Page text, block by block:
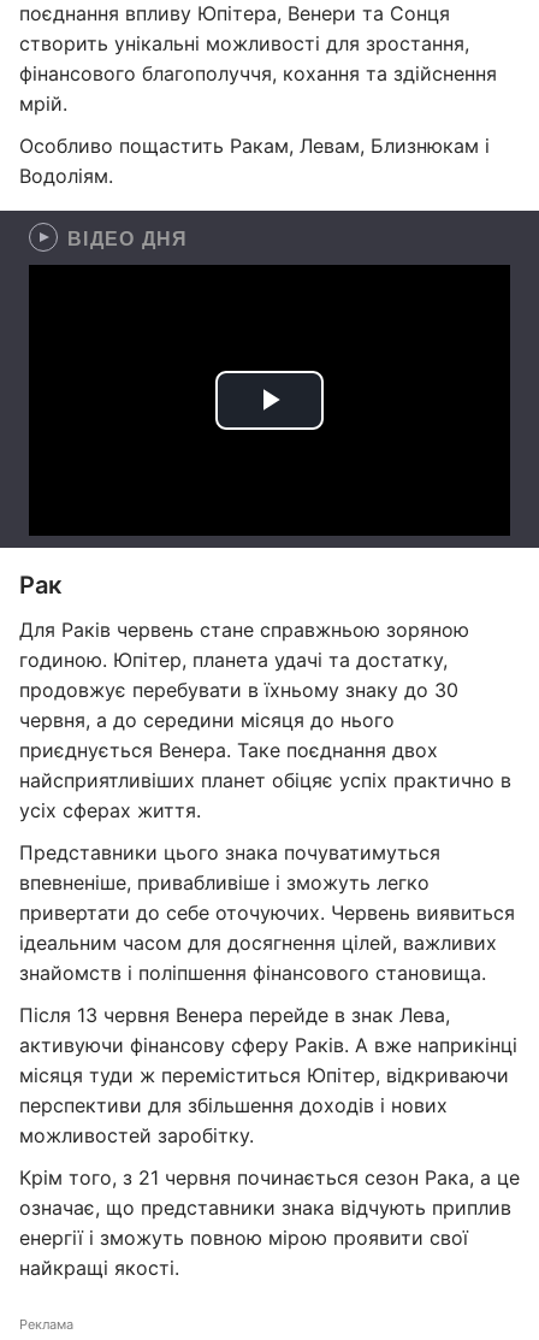
поєднання впливу Юпітера, Венери та Сонця
створить унікальні можливості для зростання,
фінансового благополуччя, кохання та здійснення
мрій.
Особливо пощастить Ракам, Левам, Близнюкам і
Водоліям.
ВІДЕО ДНЯ
Рак
Для Раків червень стане справжньою зоряною
годиною. Юпітер, планета удачі та достатку,
продовжує перебувати в їхньому знаку до 30
червня, а до середини місяця до нього
приєднується Венера. Таке поєднання двох
найсприятливіших планет обіцяє успіх практично в
усіх сферах життя.
Представники цього знака почуватимуться
впевненіше, привабливіше і зможуть легко
привертати до себе оточуючих. Червень виявиться
ідеальним часом для досягнення цілей, важливих
знайомств і поліпшення фінансового становища.
Після 13 червня Венера перейде в знак Лева,
активуючи фінансову сферу Раків. А вже наприкінці
місяця туди ж переміститься Юпітер, відкриваючи
перспективи для збільшення доходів і нових
можливостей заробітку.
Крім того, з 21 червня починається сезон Рака, а це
означає, що представники знака відчують приплив
енергії і зможуть повною мірою проявити свої
найкращі якості.
Реклама